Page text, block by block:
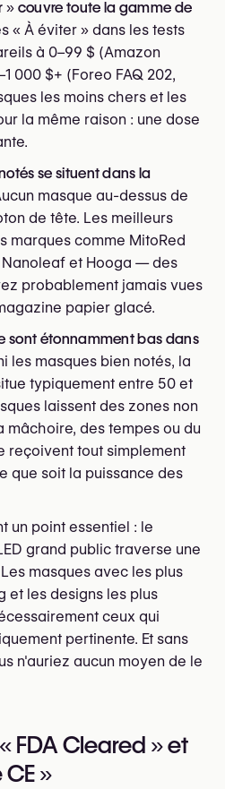
» couvre toute la gamme de
« À éviter » dans les tests
à 0–99 $ (Amazon
000 $+ (Foreo FAQ 202,
les moins chers et les
la même raison : une dose
se situent dans la
masque au-dessus de
de tête. Les meilleurs
marques comme MitoRed
Nanoleaf et Hooga — des
probablement jamais vues
papier glacé.
sont étonnamment bas dans
les masques bien notés, la
typiquement entre 50 et
laissent des zones non
mâchoire, des tempes ou du
reçoivent tout simplement
que soit la puissance des
un point essentiel : le
grand public traverse une
masques avec les plus
et les designs les plus
ceux qui
pertinente. Et sans
n'auriez aucun moyen de le
FDA Cleared » et
»